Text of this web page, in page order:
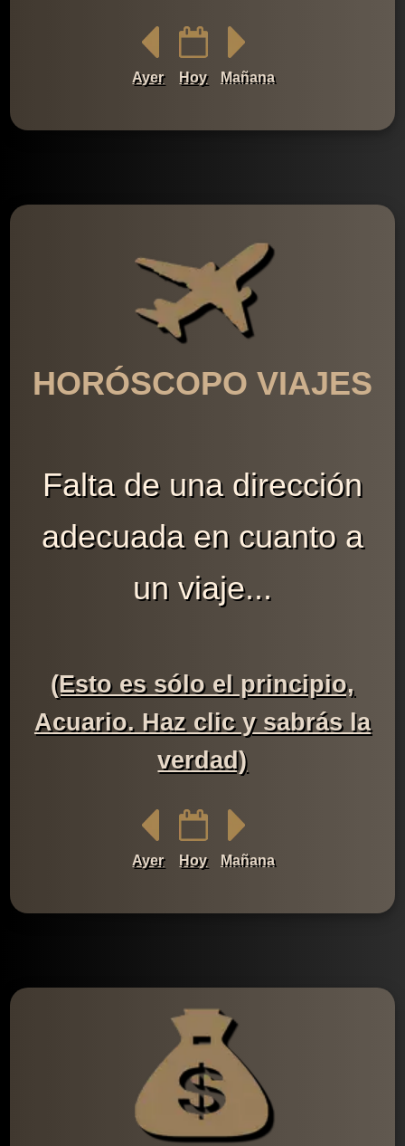
Ayer Hoy Mañana
HORÓSCOPO VIAJES
Falta de una dirección
adecuada en cuanto a
un viaje...
(Esto es sólo el principio,
Acuario. Haz clic y sabrás la
verdad)
Ayer Hoy Mañana